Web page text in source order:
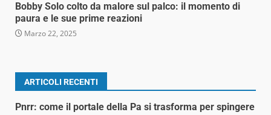
Bobby Solo colto da malore sul palco: il momento di
paura e le sue prime reazioni
Marzo 22, 2025
ARTICOLI RECENTI
Pnrr: come il portale della Pa si trasforma per spingere